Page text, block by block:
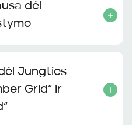
dėl
Jungties
Grid“ ir